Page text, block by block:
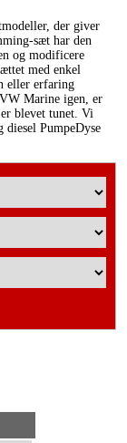
der giver
sæt har den
og modificere
med enkel
eller erfaring
Marine igen, er
blevet tunet. Vi
PumpeDyse